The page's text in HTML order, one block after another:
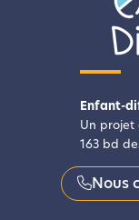
Enfant-
Un projet
163 bd
Nous